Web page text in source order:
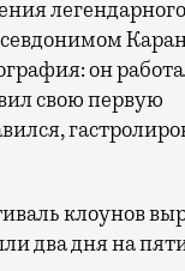
легендарного
он
свою первую
клоунов
два дня на